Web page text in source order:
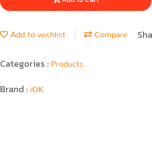
Add to wishlist Compare
Categories : Products
Brand : iOK